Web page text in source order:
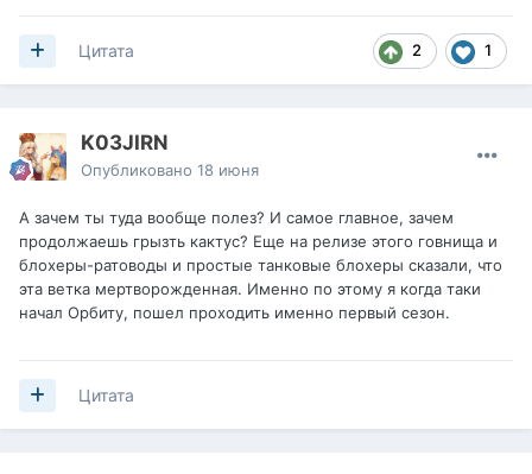
2 1
Цитата
K03JIRN
Опубликовано 18 июня
А зачем ты туда вообще полез? И самое главное, зачем
продолжаешь грызть кактус? Еще на релизе этого гoвнищa и
блохеры-ратоводы и простые танковые блохеры сказали, что
эта ветка мертворожденная. Именно по этому я когда таки
начал Орбиту, пошел проходить именно первый сезон.
Цитата